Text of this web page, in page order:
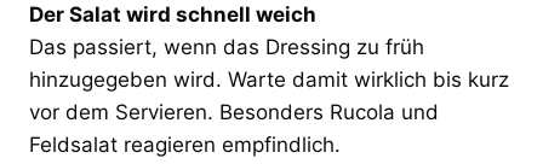
Der Salat wird schnell weich
Das passiert, wenn das Dressing zu früh
hinzugegeben wird. Warte damit wirklich bis kurz
vor dem Servieren. Besonders Rucola und
Feldsalat reagieren empfindlich.